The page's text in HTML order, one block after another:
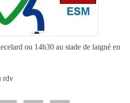
ou 14h30 au stade de laigné en
rdv